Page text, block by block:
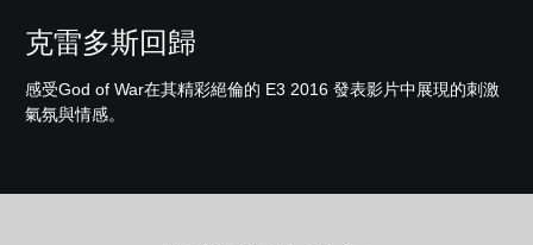
克雷多斯回歸
感受God of War在其精彩絕倫的 E3 2016 發表影片中展現的刺激
氣氛與情感。